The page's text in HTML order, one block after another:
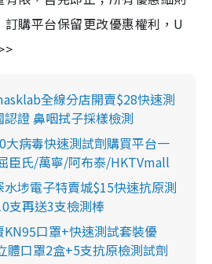
購平台保留更改優惠權利，U
全線分店開賣$28快速測
證 鼻咽拭子採樣檢測
大病毒快速測試劑購買平台一
臣氏/萬寧/阿布泰/HKTVmall
水埗電子特賣城$15快速抗原測
支再送3支檢測棒
KN95口罩+快速測試套裝優
體口罩2盒+5支抗原檢測試劑